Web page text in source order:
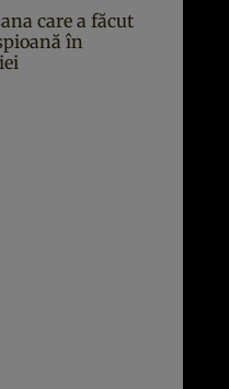
care a făcut
în